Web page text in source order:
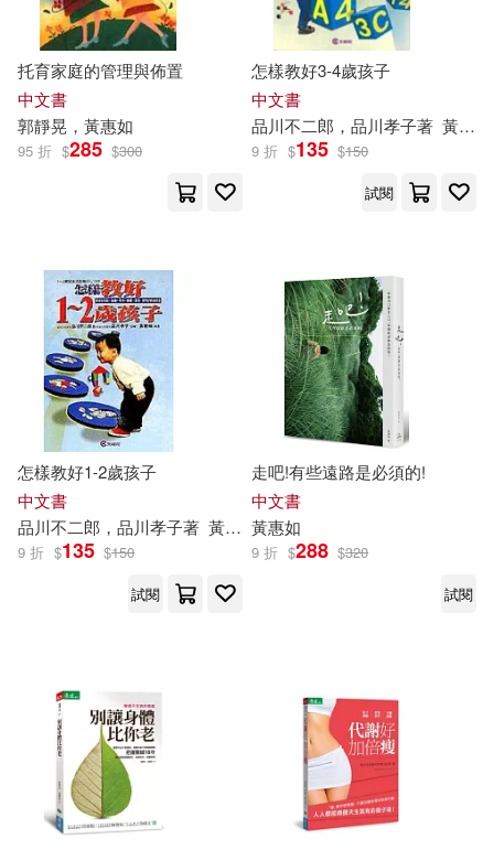
托育家庭的管理與佈置
中文書
郭靜晃， 黃惠如
95 折 $285 $300
怎樣教好3-4歲孩子
中文書
品川不二郎，品川孝子著 黃惠如
9 折 $135 $150
試閱
怎樣教好1-2歲孩子
中文書
品川不二郎，品川孝子著 黃惠如 譯
9 折 $135 $150
試閱
走吧!有些遠路是必須的!
中文書
黃惠如
9 折 $288 $320
試閱